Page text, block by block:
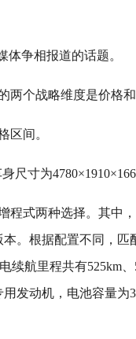
体争相报道的话题。
两个战略维度是价格
区间。
尺寸为
程式两种选择。其中
。根据配置不同，匹
续航里程共有525km
发动机，电池容量为